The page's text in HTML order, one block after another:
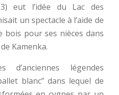
eut l’idée du Lac des
un spectacle à l’aide de
bois pour ses nièces dans
Kamenka.
d’anciennes légendes
blanc” dans lequel de